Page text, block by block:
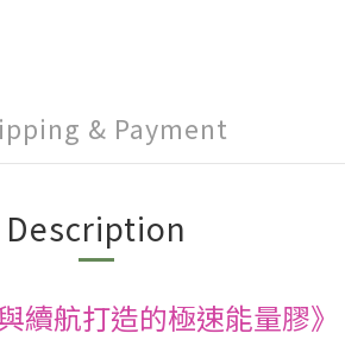
& Payment
Description
續航打造的極速能量膠》